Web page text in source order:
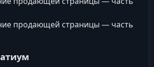
продающей страницы — часть